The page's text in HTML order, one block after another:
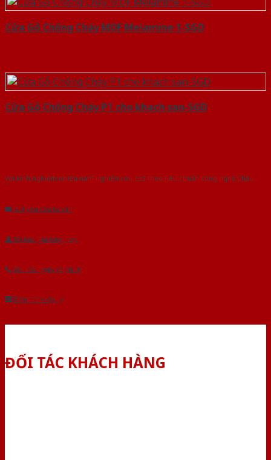
Cửa Gỗ Chống Cháy MDF Melamine 1-SGD
Cửa Gỗ Chống Cháy P1 cho khach san-SGD
Với kinh nghiệm nhiêu năm nghiên cứu cửa theo tiêu chuẩn công nghệ Châu
Gửi yêu cầu tư vấn
Tải báo giá tổng hợp
Yêu cầu gọi lại (3 phút)
Dành cho đại lý
ĐỐI TÁC KHÁCH HÀNG